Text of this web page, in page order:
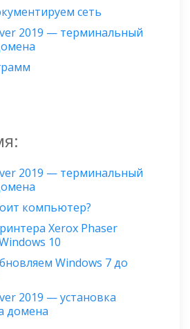
сеть
2019 — терминальный
2019 — терминальный
компьютер?
Xerox Phaser
10
Windows 7 до
2019 — установка
домена